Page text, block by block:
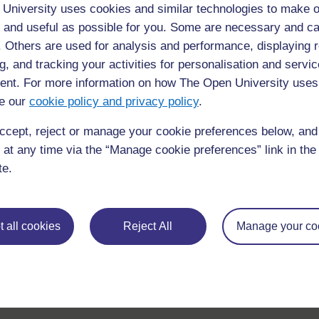
University uses cookies and similar technologies to make
useful as possible for you. Some are necessary and
Others are used for analysis and performance, displaying
and tracking your activities for personalisation and
For more information on how The Open University
our cookie policy and privacy policy.
reject or manage your cookie preferences below,
any time via the “Manage cookie preferences” link in
all cookies Reject All Manage your
nous contacter ici